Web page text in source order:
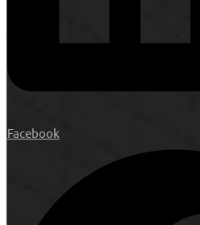
Facebook